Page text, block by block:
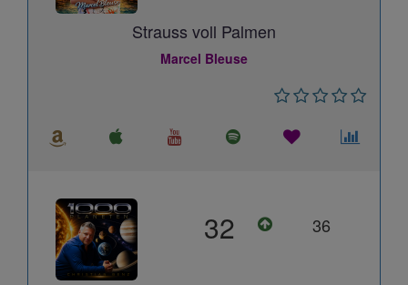
Strauss voll Palmen
Marcel Bleuse
32 36